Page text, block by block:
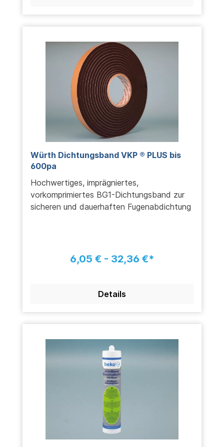
Würth Dichtungsband VKP ® PLUS bis
600pa
Hochwertiges, imprägniertes,
vorkomprimiertes BG1-Dichtungsband zur
sicheren und dauerhaften Fugenabdichtung
6,05 € - 32,36 €*
Details